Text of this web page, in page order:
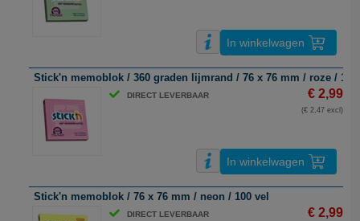
In winkelwagen
Stick'n memoblok / 360 graden lijmrand / 76 x 76 mm / roze / 100
DIRECT LEVERBAAR € 2,99
(€ 2,47 excl)
In winkelwagen
Stick'n memoblok / 76 x 76 mm / neon / 100 vel
DIRECT LEVERBAAR € 2,99